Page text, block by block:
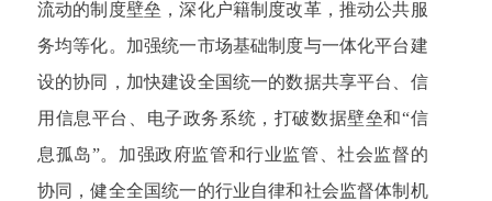
流动的制度壁垒，深化户籍制度改革，推动公共服
务均等化。加强统一市场基础制度与一体化平台建
设的协同，加快建设全国统一的数据共享平台、信
用信息平台、电子政务系统，打破数据壁垒和“信
息孤岛”。加强政府监管和行业监管、社会监督的
协同，健全全国统一的行业自律和社会监督体制机